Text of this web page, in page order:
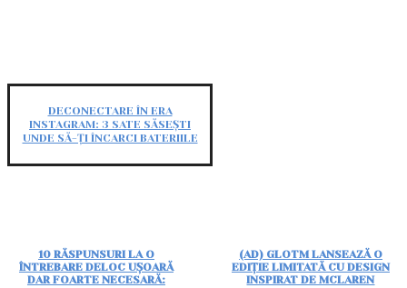
DECONECTARE ÎN ERA
INSTAGRAM: 3 SATE SĂSEȘTI
UNDE SĂ-ȚI ÎNCARCI BATERIILE
10 RĂSPUNSURI LA O
ÎNTREBARE DELOC UȘOARĂ
DAR FOARTE NECESARĂ:
(AD) GLOTM LANSEAZĂ O
EDIȚIE LIMITATĂ CU DESIGN
INSPIRAT DE MCLAREN